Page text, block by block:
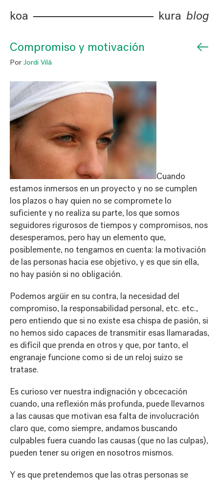
koa kura blog
Compromiso y motivación ←
Por Jordi Vilá
Cuando
estamos inmersos en un proyecto y no se cumplen
los plazos o hay quien no se compromete lo
suficiente y no realiza su parte, los que somos
seguidores rigurosos de tiempos y compromisos, nos
desesperamos, pero hay un elemento que,
posiblemente, no tengamos en cuenta: la motivación
de las personas hacia ese objetivo, y es que sin ella,
no hay pasión si no obligación.
Podemos argüir en su contra, la necesidad del
compromiso, la responsabilidad personal, etc. etc.,
pero entiendo que si no existe esa chispa de pasión, si
no hemos sido capaces de transmitir esas llamaradas,
es difícil que prenda en otros y que, por tanto, el
engranaje funcione como si de un reloj suizo se
tratase.
Es curioso ver nuestra indignación y obcecación
cuando, una reflexión más profunda, puede llevarnos
a las causas que motivan esa falta de involucración
claro que, como siempre, andamos buscando
culpables fuera cuando las causas (que no las culpas),
pueden tener su origen en nosotros mismos.
Y es que pretendemos que las otras personas se